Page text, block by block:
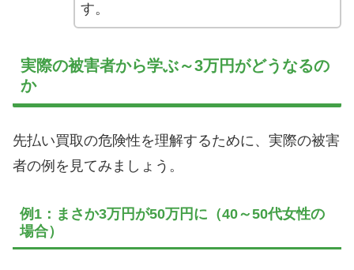
す。
実際の被害者から学ぶ～3万円がどうなるの
か
先払い買取の危険性を理解するために、実際の被害
者の例を見てみましょう。
例1：まさか3万円が50万円に（40～50代女性の
場合）